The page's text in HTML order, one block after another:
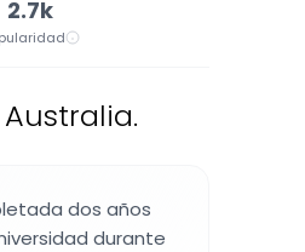
2.7k
dos años
durante